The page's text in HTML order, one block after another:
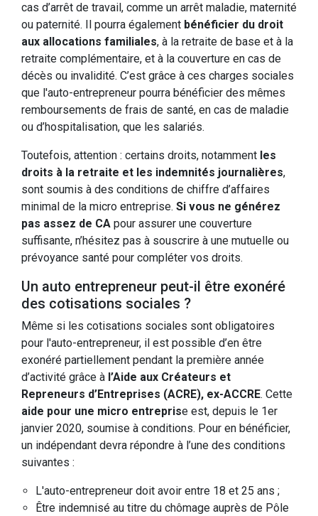
cas d’arrêt de travail, comme un arrêt maladie, maternité
ou paternité. Il pourra également bénéficier du droit
aux allocations familiales, à la retraite de base et à la
retraite complémentaire, et à la couverture en cas de
décès ou invalidité. C’est grâce à ces charges sociales
que l'auto-entrepreneur pourra bénéficier des mêmes
remboursements de frais de santé, en cas de maladie
ou d’hospitalisation, que les salariés.
Toutefois, attention : certains droits, notamment les
droits à la retraite et les indemnités journalières,
sont soumis à des conditions de chiffre d’affaires
minimal de la micro entreprise. Si vous ne générez
pas assez de CA pour assurer une couverture
suffisante, n’hésitez pas à souscrire à une mutuelle ou
prévoyance santé pour compléter vos droits.
Un auto entrepreneur peut-il être exonéré
des cotisations sociales ?
Même si les cotisations sociales sont obligatoires
pour l'auto-entrepreneur, il est possible d’en être
exonéré partiellement pendant la première année
d’activité grâce à l’Aide aux Créateurs et
Repreneurs d’Entreprises (ACRE), ex-ACCRE. Cette
aide pour une micro entreprise est, depuis le 1er
janvier 2020, soumise à conditions. Pour en bénéficier,
un indépendant devra répondre à l’une des conditions
suivantes :
L'auto-entrepreneur doit avoir entre 18 et 25 ans ;
Être indemnisé au titre du chômage auprès de Pôle